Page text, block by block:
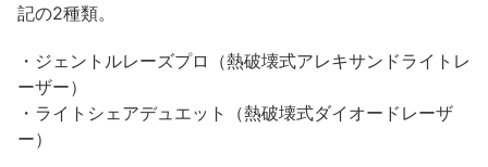
記の2種類。
・ジェントルレーズプロ（熱破壊式アレキサンドライトレ
ーザー）
・ライトシェアデュエット（熱破壊式ダイオードレーザ
ー）